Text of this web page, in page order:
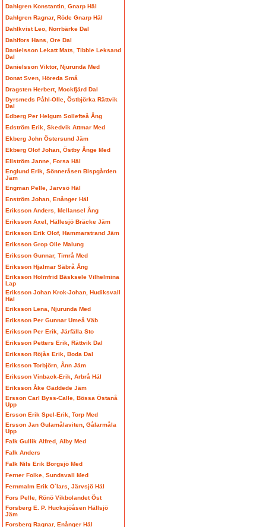
Dahlgren Konstantin, Gnarp Häl
Dahlgren Ragnar, Röde Gnarp Häl
Dahlkvist Leo, Norrbärke Dal
Dahlfors Hans, Ore Dal
Danielsson Lekatt Mats, Tibble Leksand
Dal
Danielsson Viktor, Njurunda Med
Donat Sven, Höreda Små
Dragsten Herbert, Mockfjärd Dal
Dyrsmeds Påhl-Olle, Östbjörka Rättvik
Dal
Edberg Per Helgum Sollefteå Ång
Edström Erik, Skedvik Attmar Med
Ekberg John Östersund Jäm
Ekberg Olof Johan, Östby Ånge Med
Ellström Janne, Forsa Häl
Englund Erik, Sönneråsen Bispgården
Jäm
Engman Pelle, Jarvsö Häl
Enström Johan, Enånger Häl
Eriksson Anders, Mellansel Ång
Eriksson Axel, Hällesjö Bräcke Jäm
Eriksson Erik Olof, Hammarstrand Jäm
Eriksson Grop Olle Malung
Eriksson Gunnar, Timrå Med
Eriksson Hjalmar Säbrå Ång
Eriksson Holmfrid Bäsksele Vilhelmina
Lap
Eriksson Johan Krok-Johan, Hudiksvall
Häl
Eriksson Lena, Njurunda Med
Eriksson Per Gunnar Umeå Väb
Eriksson Per Erik, Järfälla Sto
Eriksson Petters Erik, Rättvik Dal
Eriksson Röjås Erik, Boda Dal
Eriksson Torbjörn, Ånn Jäm
Eriksson Vinback-Erik, Arbrå Häl
Eriksson Åke Gäddede Jäm
Ersson Carl Byss-Calle, Bössa Östanå
Upp
Ersson Erik Spel-Erik, Torp Med
Ersson Jan Gulamålaviten, Gålarmåla
Upp
Falk Gullik Alfred, Alby Med
Falk Anders
Falk Nils Erik Borgsjö Med
Ferner Folke, Sundsvall Med
Fernmalm Erik O´lars, Järvsjö Häl
Fors Pelle, Rönö Vikbolandet Öst
Forsberg E. P. Hucksjöåsen Hällsjö
Jäm
Forsberg Ragnar, Enånger Häl